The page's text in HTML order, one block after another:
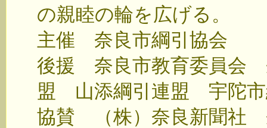
の親睦の輪を広げる。
主催 奈良市綱引協会
後援 奈良市教育委員会
盟 山添綱引連盟 宇陀市
協賛 （株）奈良新聞社